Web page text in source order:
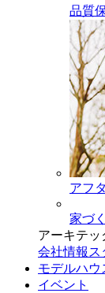
品質
アフ
家づ
アーキテッ
会社情報 ス
モデルハウ
イベント